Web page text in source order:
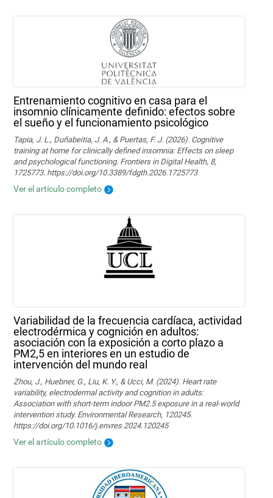
Entrenamiento cognitivo en casa para el
insomnio clínicamente definido: efectos sobre
el sueño y el funcionamiento psicológico
Tapia, J. L., Duñabeitia, J. A., & Puertas, F. J. (2026). Cognitive
training at home for clinically defined insomnia: Effects on sleep
and psychological functioning. Frontiers in Digital Health, 8,
1725773. https://doi.org/10.3389/fdgth.2026.1725773
Ver el artículo completo
Variabilidad de la frecuencia cardíaca, actividad
electrodérmica y cognición en adultos:
asociación con la exposición a corto plazo a
PM2,5 en interiores en un estudio de
intervención del mundo real
Zhou, J., Huebner, G., Liu, K. Y., & Ucci, M. (2024). Heart rate
variability, electrodermal activity and cognition in adults:
Association with short-term indoor PM2.5 exposure in a real-world
intervention study. Environmental Research, 120245.
https://doi.org/10.1016/j.envres.2024.120245
Ver el artículo completo